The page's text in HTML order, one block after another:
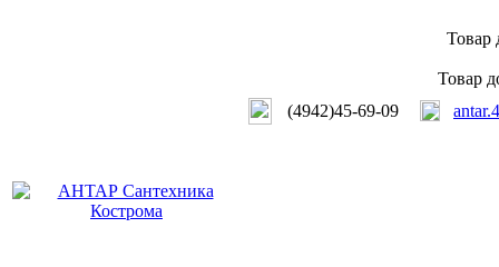
Товар
Товар
(4942)45-69-09